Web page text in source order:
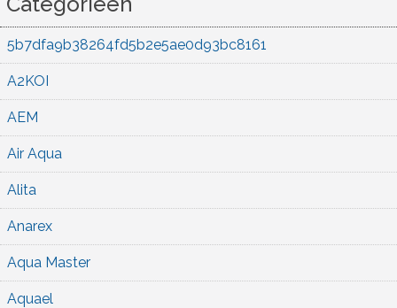
5b7dfa9b38264fd5b2e5ae0d93bc8161
A2KOI
AEM
Air Aqua
Alita
Anarex
Aqua Master
Aquael